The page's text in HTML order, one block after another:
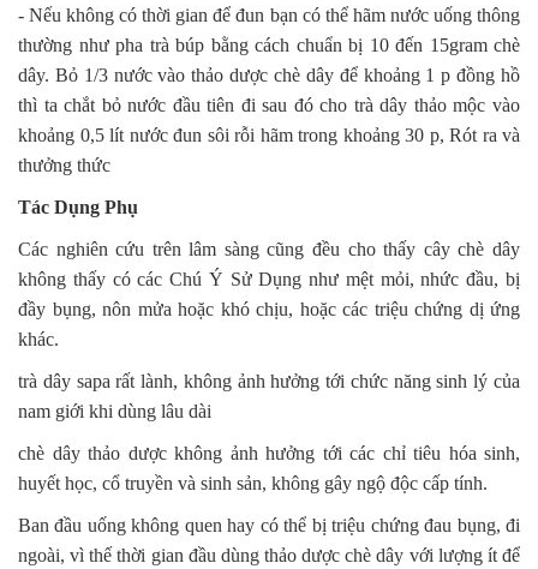
- Nếu không có thời gian để đun bạn có thể hãm nước uống thông
thường như pha trà búp bằng cách chuẩn bị 10 đến 15gram chè
dây. Bỏ 1/3 nước vào thảo dược chè dây để khoảng 1 p đồng hồ
thì ta chắt bỏ nước đầu tiên đi sau đó cho trà dây thảo mộc vào
khoảng 0,5 lít nước đun sôi rỗi hãm trong khoảng 30 p, Rót ra và
thưởng thức
Tác Dụng Phụ
Các nghiên cứu trên lâm sàng cũng đều cho thấy cây chè dây
không thấy có các Chú Ý Sử Dụng như mệt mỏi, nhức đầu, bị
đầy bụng, nôn mửa hoặc khó chịu, hoặc các triệu chứng dị ứng
khác.
trà dây sapa rất lành, không ảnh hưởng tới chức năng sinh lý của
nam giới khi dùng lâu dài
chè dây thảo dược không ảnh hưởng tới các chỉ tiêu hóa sinh,
huyết học, cổ truyền và sinh sản, không gây ngộ độc cấp tính.
Ban đầu uống không quen hay có thể bị triệu chứng đau bụng, đi
ngoài, vì thế thời gian đầu dùng thảo dược chè dây với lượng ít để